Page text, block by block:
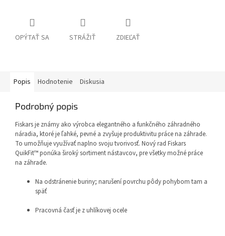
OPÝTAŤ SA STRÁŽIŤ ZDIEĽAŤ
Popis Hodnotenie Diskusia
Podrobný popis
Fiskars je známy ako výrobca elegantného a funkčného záhradného
náradia, ktoré je ľahké, pevné a zvyšuje produktivitu práce na záhrade.
To umožňuje využívať naplno svoju tvorivosť. Nový rad Fiskars
QuikFit™ ponúka široký sortiment nástavcov, pre všetky možné práce
na záhrade.
Na odstránenie buriny; narušení povrchu pôdy pohybom tam a
späť
Pracovná časť je z uhlíkovej ocele